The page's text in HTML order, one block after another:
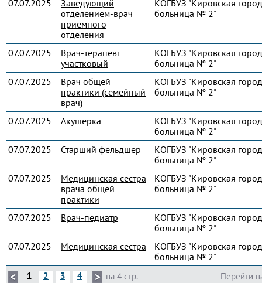
07.07.2025
Заведующий
отделением-врач
приемного
отделения
КОГБУЗ "Кировская
больница № 2"
07.07.2025
Врач-терапевт
участковый
КОГБУЗ "Кировская
больница № 2"
07.07.2025
Врач общей
практики (семейный
врач)
КОГБУЗ "Кировская
больница № 2"
07.07.2025 Акушерка
КОГБУЗ "Кировская
больница № 2"
07.07.2025
Старший фельдшер
КОГБУЗ "Кировская
больница № 2"
07.07.2025
Медицинская сестра
врача общей
практики
КОГБУЗ "Кировская
больница № 2"
07.07.2025 Врач-педиатр
КОГБУЗ "Кировская
больница № 2"
07.07.2025
Медицинская сестра
КОГБУЗ "Кировская
больница № 2"
Перейти
1 2 3 4 на 4 стр.